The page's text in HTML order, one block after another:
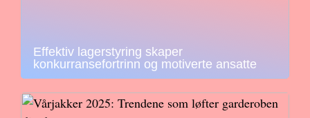
Effektiv lagerstyring skaper
konkurransefortrinn og motiverte ansatte